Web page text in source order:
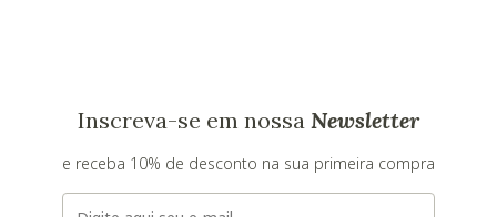
Inscreva-se em nossa Newsletter
e receba 10% de desconto na sua primeira compra
E-mail